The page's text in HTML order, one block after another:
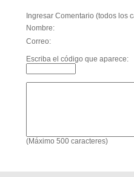
Ingresar Comentario (todos los
Nombre:
Correo:
Escriba el código que aparece:
(Máximo 500 caracteres)